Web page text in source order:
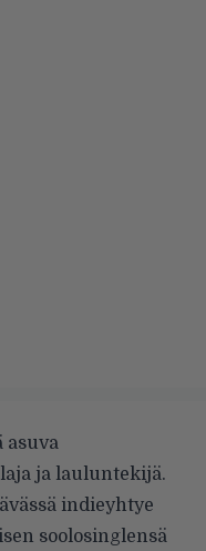
asuva
ja lauluntekijä.
indieyhtye
soolosinglensä